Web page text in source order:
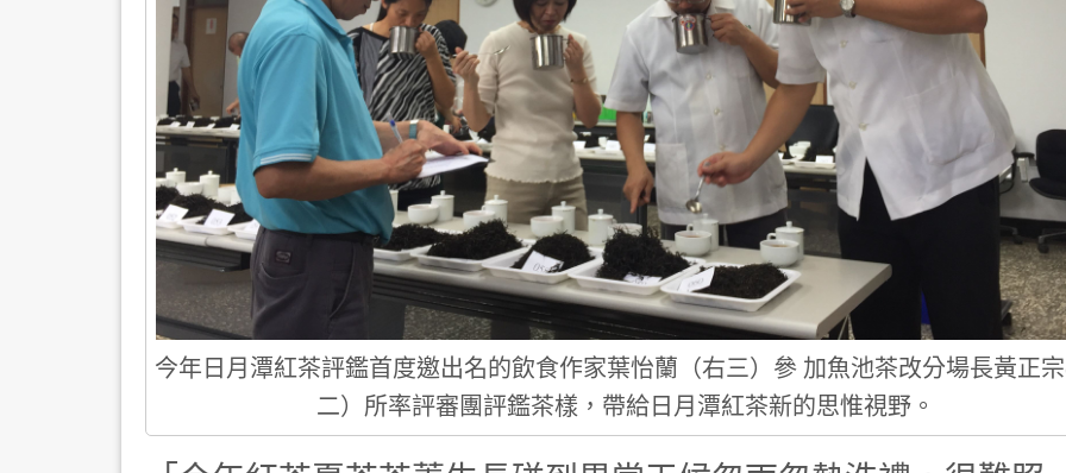
今年日月潭紅茶評鑑首度邀出名的飲食作家葉怡蘭（右三）參 加魚池茶改分場長黃正
二）所率評審團評鑑茶樣，帶給日月潭紅茶新的思惟視野。